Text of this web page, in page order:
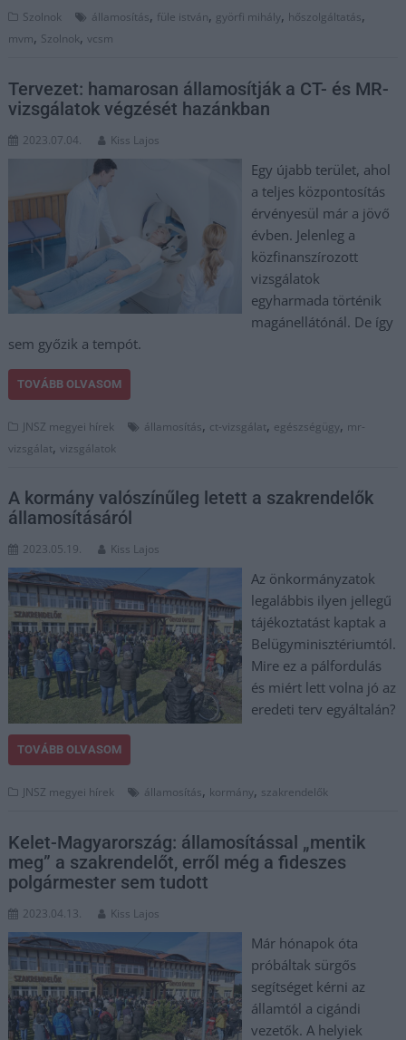
Szolnok államosítás, füle istván, györfi mihály, hőszolgáltatás,
mvm, Szolnok,vcsm
Tervezet: hamarosan államosítják a CT- és MR-
vizsgálatok végzését hazánkban
2023.07.04. Kiss Lajos
Egy újabb terület, ahol
a teljes központosítás
érvényesül már a jövő
évben. Jelenleg a
közfinanszírozott
vizsgálatok
egyharmada történik
magánellátónál. De így
sem győzik a tempót.
TOVÁBB OLVASOM
JNSZ megyei hírek államosítás, ct-vizsgálat, egészségügy, mr-
vizsgálat,vizsgálatok
A kormány valószínűleg letett a szakrendelők
államosításáról
2023.05.19. Kiss Lajos
Az önkormányzatok
legalábbis ilyen jellegű
tájékoztatást kaptak a
Belügyminisztériumtól.
Mire ez a pálfordulás
és miért lett volna jó az
eredeti terv egyáltalán?
TOVÁBB OLVASOM
JNSZ megyei hírek államosítás, kormány, szakrendelők
Kelet-Magyarország: államosítással „mentik
meg” a szakrendelőt, erről még a fideszes
polgármester sem tudott
2023.04.13. Kiss Lajos
Már hónapok óta
próbáltak sürgős
segítséget kérni az
államtól a cigándi
vezetők. A helyiek